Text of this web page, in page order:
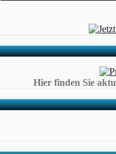
Hier finden Sie